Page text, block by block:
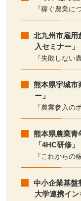
『稼ぐ農業に
北九州市雇
入セミナー」
『失敗しない
熊本県宇城
ー」
『農業参入の
熊本県農業青
「4HC研修」
『これからの
中小企業基
大学連携イン